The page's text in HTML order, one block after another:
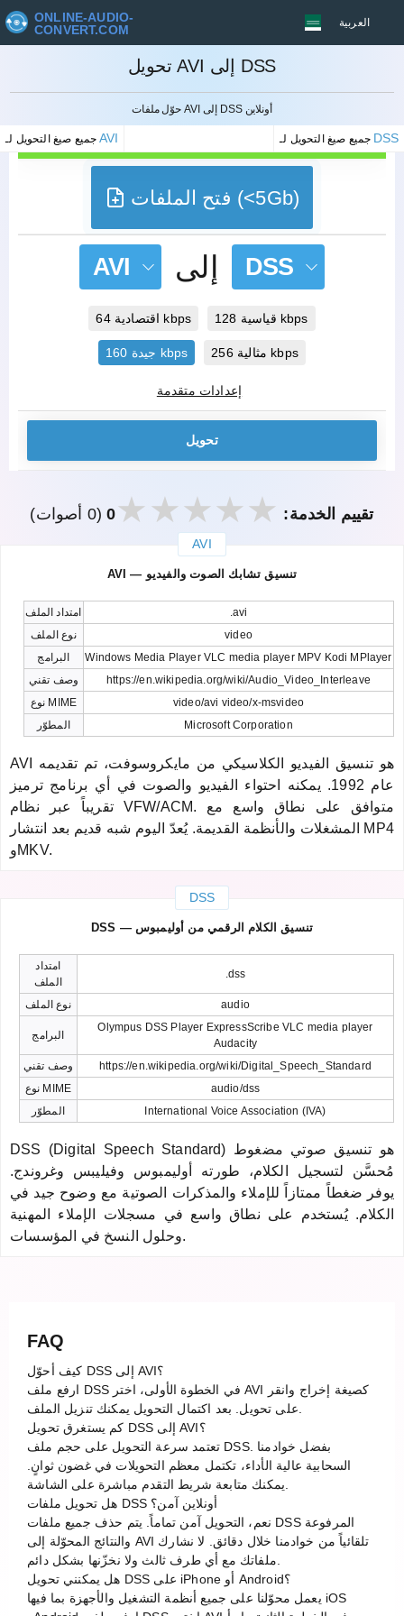
ONLINE-AUDIO-
CONVERT.COM
العربية
تحويل AVI إلى DSS
حوّل ملفات AVI إلى DSS أونلاين
جميع صيغ التحويل لـAVI DSS
إلغاء
فتح الملفات (<5Gb)
AVI إلى DSS
اقتصادية 64 kbps قياسية 128 kbps
جيدة 160 kbps مثالية 256 kbps
إعدادات متقدمة
تحويل
تقييم الخدمة: 0(0 أصوات)
AVI
AVI — تنسيق تشابك الصوت والفيديو
امتداد الملف
.avi
نوع الملف
video
البرامج
Windows Media Player VLC media player MPV Kodi MPlayer
وصف تقني
https://en.wikipedia.org/wiki/Audio_Video_Interleave
نوع MIME
video/avi video/x-msvideo
المطوّر
Microsoft Corporation
AVI هو تنسيق الفيديو الكلاسيكي من مايكروسوفت، تم تقديمه
عام 1992. يمكنه احتواء الفيديو والصوت في أي برنامج ترميز
تقريباً عبر نظام VFW/ACM. متوافق على نطاق واسع مع
المشغلات والأنظمة القديمة. يُعدّ اليوم شبه قديم بعد انتشار MP4
وMKV.
DSS
DSS — تنسيق الكلام الرقمي من أوليمبوس
امتداد
الملف
.dss
نوع الملف audio
البرامج
Olympus DSS Player ExpressScribe VLC media player
Audacity
وصف تقني
https://en.wikipedia.org/wiki/Digital_Speech_Standard
نوع MIME
audio/dss
المطوّر
International Voice Association (IVA)
DSS (Digital Speech Standard) هو تنسيق صوتي مضغوط
مُحسَّن لتسجيل الكلام، طورته أوليمبوس وفيليبس وغروندج.
يوفر ضغطاً ممتازاً للإملاء والمذكرات الصوتية مع وضوح جيد في
الكلام. يُستخدم على نطاق واسع في مسجلات الإملاء المهنية
وحلول النسخ في المؤسسات.
FAQ
كيف أحوّل DSS إلى AVI؟
ارفع ملف DSS في الخطوة الأولى، اختر AVI كصيغة إخراج وانقر
كم يستغرق تحويل DSS إلى AVI؟
تعتمد سرعة التحويل على حجم ملف DSS. بفضل خوادمنا
السحابية عالية الأداء، تكتمل معظم التحويلات في غضون ثوانٍ.
هل تحويل ملفات DSS أونلاين آمن؟
نعم، التحويل آمن تماماً. يتم حذف جميع ملفات DSS المرفوعة
والنتائج المحوّلة إلى AVI تلقائياً من خوادمنا خلال دقائق. لا نشارك
هل يمكنني تحويل DSS على iPhone أو Android؟
يعمل محوّلنا على جميع أنظمة التشغيل والأجهزة بما فيها iOS